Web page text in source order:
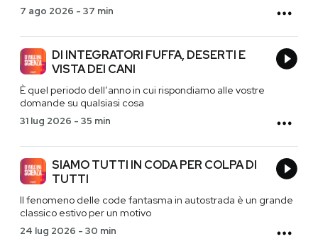
7 ago 2026 - 37 min
DI INTEGRATORI FUFFA, DESERTI E
VISTA DEI CANI
È quel periodo dell’anno in cui rispondiamo alle vostre
domande su qualsiasi cosa
31 lug 2026 - 35 min
SIAMO TUTTI IN CODA PER COLPA DI
TUTTI
Il fenomeno delle code fantasma in autostrada è un grande
classico estivo per un motivo
24 lug 2026 - 30 min